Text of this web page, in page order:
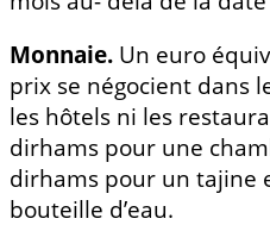
Monnaie. Un euro
prix se négocient dans
les hôtels ni les
dirhams pour une
dirhams pour un tajine
bouteille d’eau.